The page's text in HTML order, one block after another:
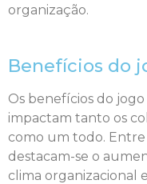
organização.
Benefícios do
Os benefícios do
impactam tanto os
como um todo. Entre
destacam-se o
clima organizacional